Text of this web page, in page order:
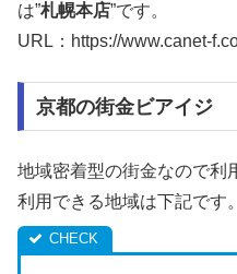
は”札幌本店”です。
URL：https://www.canet-
京都の街金ビアイジ
地域密着型の街金なので利
利用できる地域は下記です。